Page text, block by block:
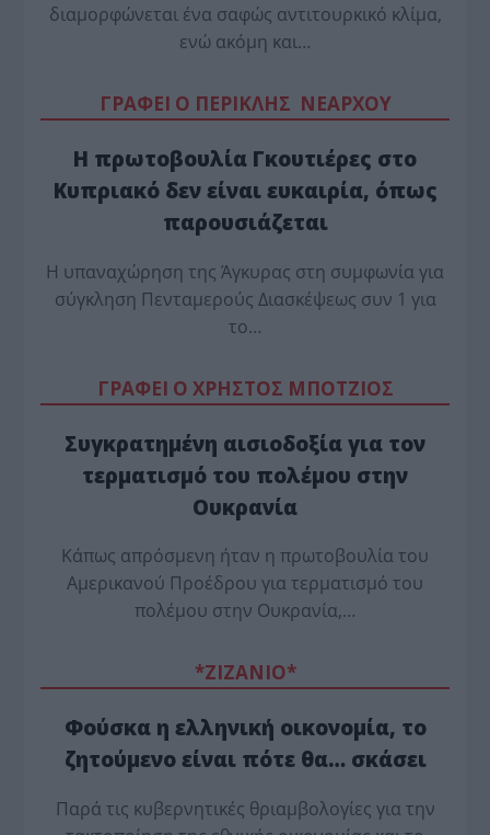
διαμορφώνεται ένα σαφώς αντιτουρκικό κλίμα,
ενώ ακόμη και…
ΓΡΑΦΕΙ Ο ΠΕΡΙΚΛΗΣ ΝΕΑΡΧΟΥ
Η πρωτοβουλία Γκουτιέρες στο
Κυπριακό δεν είναι ευκαιρία, όπως
παρουσιάζεται
Η υπαναχώρηση της Άγκυρας στη συμφωνία για
σύγκληση Πενταμερούς Διασκέψεως συν 1 για
το…
ΓΡΑΦΕΙ Ο ΧΡΗΣΤΟΣ ΜΠΟΤΖΙΟΣ
Συγκρατημένη αισιοδοξία για τον
τερματισμό του πολέμου στην
Ουκρανία
Κάπως απρόσμενη ήταν η πρωτοβουλία του
Αμερικανού Προέδρου για τερματισμό του
πολέμου στην Ουκρανία,…
*ZΙΖΑΝΙΟ*
Φούσκα η ελληνική οικονομία, το
ζητούμενο είναι πότε θα… σκάσει
Παρά τις κυβερνητικές θριαμβολογίες για την